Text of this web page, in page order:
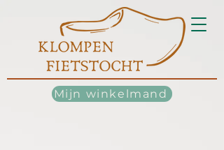
Mijn winkelmand